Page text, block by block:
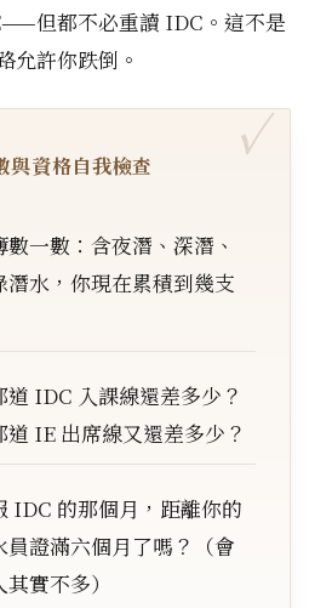
但都不必重讀 IDC。這不是
允許你跌倒。
與資格自我檢查
一數：含夜潛、深潛、
潛水，你現在累積到幾支
道 IDC 入課線還差多少？
道 IE 出席線又還差多少？
IDC 的那個月，距離你的
員證滿六個月了嗎？（會
實不多）